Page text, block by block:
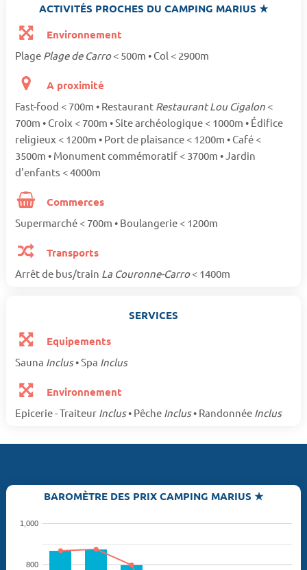
ACTIVITÉS PROCHES DU CAMPING MARIUS ★
Environnement
Plage Plage de Carro< 500m • Col < 2900m
A proximité
Fast-food < 700m • Restaurant Restaurant Lou Cigalon <
700m • Croix < 700m • Site archéologique < 1000m • Édifice
religieux < 1200m • Port de plaisance < 1200m • Café <
3500m • Monument commémoratif < 3700m • Jardin
d'enfants < 4000m
Commerces
Supermarché < 700m • Boulangerie < 1200m
Transports
Arrêt de bus/train La Couronne-Carro< 1400m
SERVICES
Equipements
Sauna Inclus• Spa Inclus
Environnement
Epicerie - Traiteur Inclus• Pêche Inclus• Randonnée Inclus
BAROMÈTRE DES PRIX CAMPING MARIUS ★
800
1,000